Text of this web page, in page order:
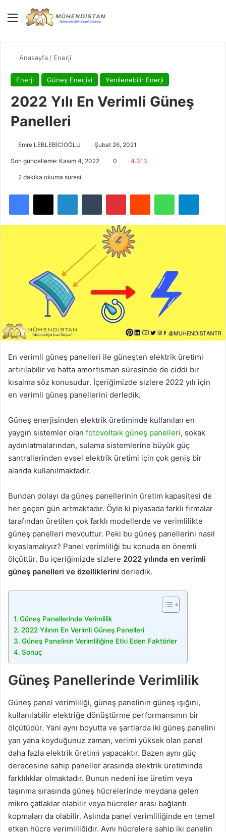
Menü
Anasayfa / Enerji
Enerji Güneş Enerjisi Yenilenebilir Enerji
2022 Yılı En Verimli Güneş
Panelleri
Emre LEBLEBİCİOĞLU Şubat 26, 2021
Son güncelleme: Kasım 4, 2022 0 4.313
2 dakika okuma süresi
Facebook
X LinkedInTumblr PinterestReddit WhatsApp
En verimli güneş panelleri ile güneşten elektrik üretimi
artırılabilir ve hatta amortisman süresinde de ciddi bir
kısalma söz konusudur. İçeriğimizde sizlere 2022 yılı için
en verimli güneş panellerini derledik.
Güneş enerjisinden elektrik üretiminde kullanılan en
yaygın sistemler olan fotovoltaik güneş panelleri, sokak
aydınlatmalarından, sulama sistemlerine büyük güç
santrallerinden evsel elektrik üretimi için çok geniş bir
alanda kullanılmaktadır.
Bundan dolayı da güneş panellerinin üretim kapasitesi de
her geçen gün artmaktadır. Öyle ki piyasada farklı firmalar
tarafından üretilen çok farklı modellerde ve verimlilikte
güneş panelleri mevcuttur. Peki bu güneş panellerini nasıl
kıyaslamalıyız? Panel verimliliği bu konuda en önemli
ölçüttür. Bu içeriğimizde sizlere 2022 yılında en verimli
güneş panelleri ve özelliklerini derledik.
Güneş Panellerinde Verimlilik
2022 Yılının En Verimli Güneş Panelleri
Güneş Panelinin Verimliliğine Etki Eden Faktörler
Sonuç
Güneş Panellerinde Verimlilik
Güneş panel verimliliği, güneş panelinin güneş ışığını,
kullanılabilir elektriğe dönüştürme performansının bir
ölçütüdür. Yani aynı boyutta ve şartlarda iki güneş panelini
yan yana koyduğunuz zaman, verimi yüksek olan panel
daha fazla elektrik üretimi yapacaktır. Bazen aynı güç
derecesine sahip paneller arasında elektrik üretiminde
farklılıklar olmaktadır. Bunun nedeni ise üretim veya
taşınma sırasında güneş hücrelerinde meydana gelen
mikro çatlaklar olabilir veya hücreler arası bağlantı
kopmaları da olabilir. Aslında panel verimliliğinde en temel
etken hücre verimliliğidir. Aynı hücrelere sahip iki panelin